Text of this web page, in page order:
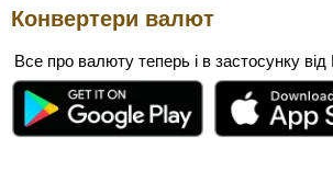
Конвертери валют
Все про валюту теперь і в застосунку від